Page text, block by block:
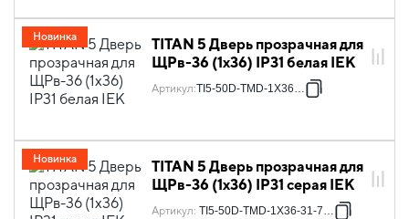
TITAN 5 Дверь прозрачная для
ЩРв-36 (1х36) IP31 белая IEK
Артикул:TI5-50D-TMD-1X36-31
Новинка
TITAN 5 Дверь прозрачная для
ЩРв-36 (1х36) IP31 серая IEK
Артикул: TI5-50D-TMD-1X36-31-7035
Новинка